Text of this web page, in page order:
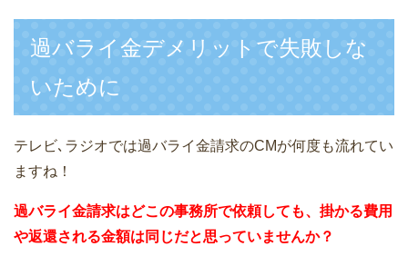
過バライ金デメリットで失敗しな
いために
テレビ､ラジオでは過バライ金請求のCMが何度も流れてい
ますね！
過バライ金請求はどこの事務所で依頼しても、掛かる費用
や返還される金額は同じだと思っていませんか？